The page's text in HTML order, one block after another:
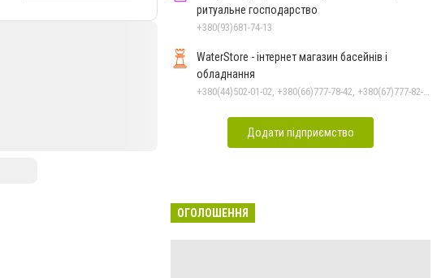
ритуальне господарство
+380(93)681-74-13
WaterStore - інтернет магазин басейнів і
обладнання
+380(44)502-01-02, +380(66)777-78-42, +380(67)777-82-19, +380(67)890-80-80, +380(73)890-80-80, +380(44)502-01-03
Додати підприємство
ОГОЛОШЕННЯ